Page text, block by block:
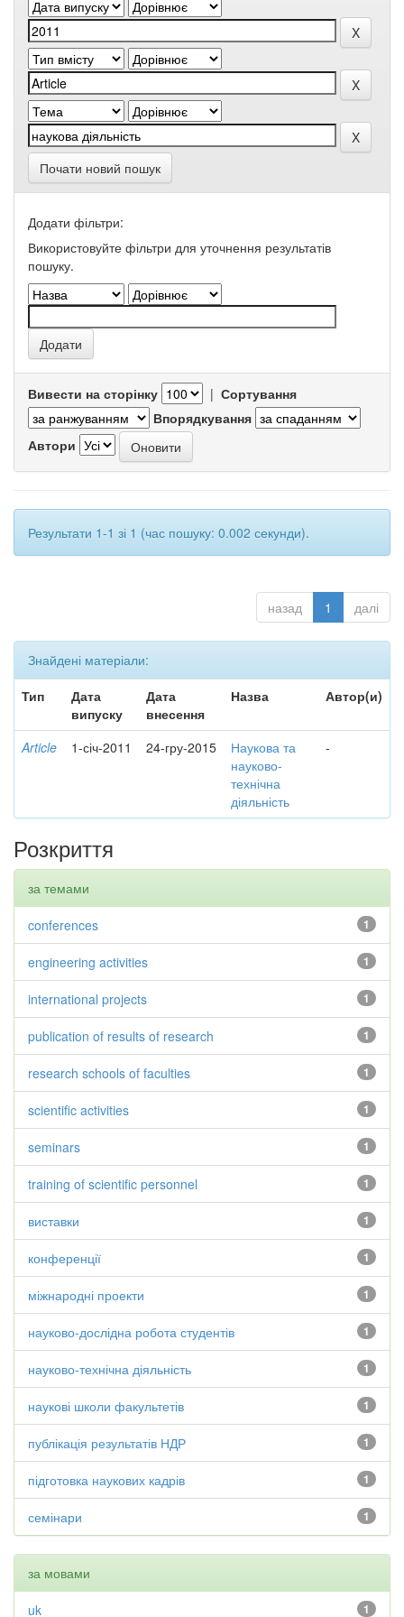
Почати новий пошук
Додати фільтри:
Використовуйте фільтри для уточнення результатів
пошуку.
Вивести на сторінку | Сортування
Впорядкування
Автори
Результати 1-1 зі 1 (час пошуку: 0.002 секунди).
назад 1 далі
Знайдені матеріали:
Тип
Дата
випуску
Дата
внесення
Назва Автор(и)
Article 1-січ-2011 24-гру-2015
Наукова та
науково-
технічна
діяльність
-
Розкриття
за темами
1
conferences
1
engineering activities
1
international projects
1
publication of results of research
1
research schools of faculties
1
scientific activities
1
seminars
1
training of scientific personnel
1
виставки
1
конференції
1
міжнародні проекти
1
науково-дослідна робота студентів
1
науково-технічна діяльність
1
наукові школи факультетів
1
публікація результатів НДР
1
підготовка наукових кадрів
1
семінари
за мовами
1
uk